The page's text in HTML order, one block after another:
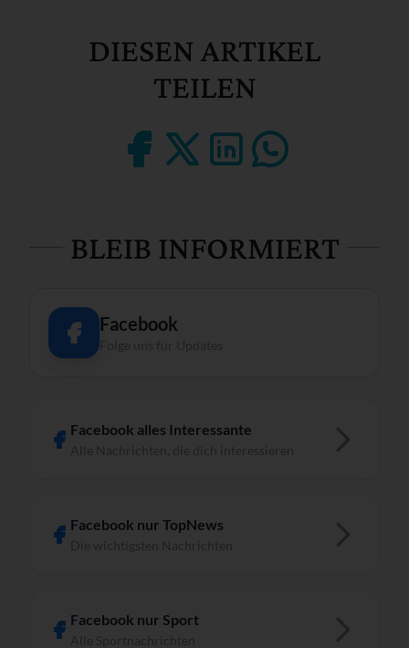
DIESEN ARTIKEL
TEILEN
BLEIB INFORMIERT
Facebook
Facebook alles Interessante
Facebook nur TopNews
Facebook nur Sport